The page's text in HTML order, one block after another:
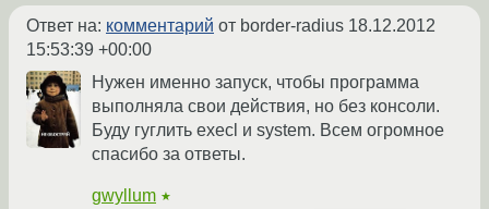
Ответ на: комментарий от border-radius 18.12.2012
15:53:39 +00:00
Нужен именно запуск, чтобы программа
выполняла свои действия, но без консоли.
Буду гуглить execl и system. Всем огромное
спасибо за ответы.
gwyllum ★